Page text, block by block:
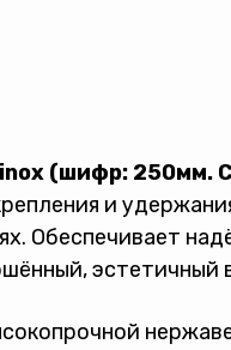
(шифр: 250мм.
и
Обеспечивает
эстетичный